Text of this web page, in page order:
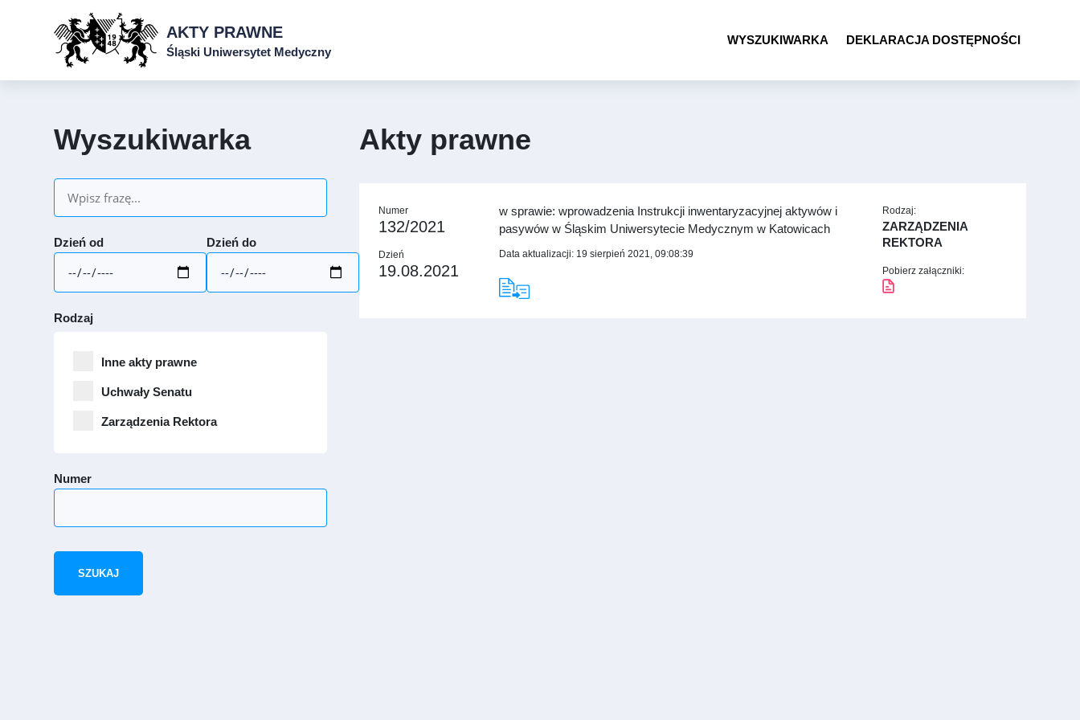
AKTY PRAWNE
Śląski Uniwersytet Medyczny
WYSZUKIWARKA DEKLARACJA DOSTĘPNOŚCI
Wyszukiwarka
Dzień od Dzień do
Rodzaj
Inne akty prawne
Uchwały Senatu
Zarządzenia Rektora
Numer
SZUKAJ
Akty prawne
Numer
132/2021
Dzień
19.08.2021
w sprawie: wprowadzenia Instrukcji inwentaryzacyjnej aktywów i
pasywów w Śląskim Uniwersytecie Medycznym w Katowicach
Data aktualizacji: 19 sierpień 2021, 09:08:39
Rodzaj:
ZARZĄDZENIA
REKTORA
Pobierz załączniki: